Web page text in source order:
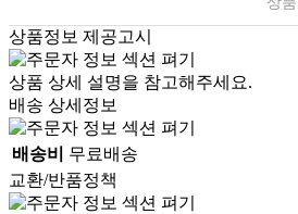
상품정보 제공고시
상품 상세 설명을 참고해주세요.
배송 상세정보
배송비
무료배송
교환/반품정책